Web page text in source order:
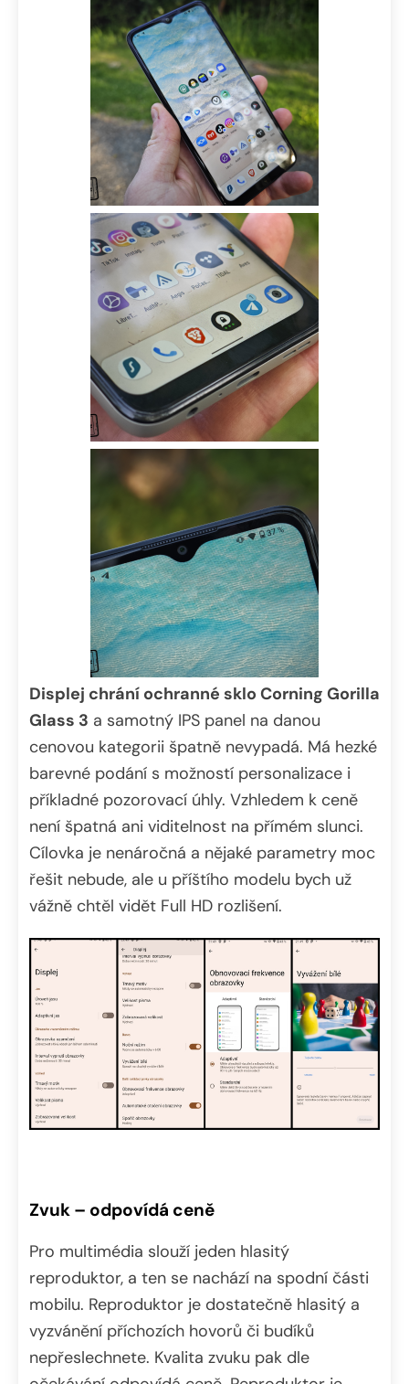
Displej chrání ochranné sklo Corning Gorilla
Glass 3 a samotný IPS panel na danou
cenovou kategorii špatně nevypadá. Má hezké
barevné podání s možností personalizace i
příkladné pozorovací úhly. Vzhledem k ceně
není špatná ani viditelnost na přímém slunci.
Cílovka je nenáročná a nějaké parametry moc
řešit nebude, ale u příštího modelu bych už
vážně chtěl vidět Full HD rozlišení.
Zvuk – odpovídá ceně
Pro multimédia slouží jeden hlasitý
reproduktor, a ten se nachází na spodní části
mobilu. Reproduktor je dostatečně hlasitý a
vyzvánění příchozích hovorů či budíků
nepřeslechnete. Kvalita zvuku pak dle